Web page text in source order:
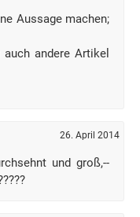
Aussage machen;
andere Artikel
26. April 2014
und groß,--